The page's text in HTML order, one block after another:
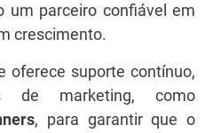
um parceiro confiável em
crescimento.
oferece suporte contínuo,
de marketing, como
, para garantir que o